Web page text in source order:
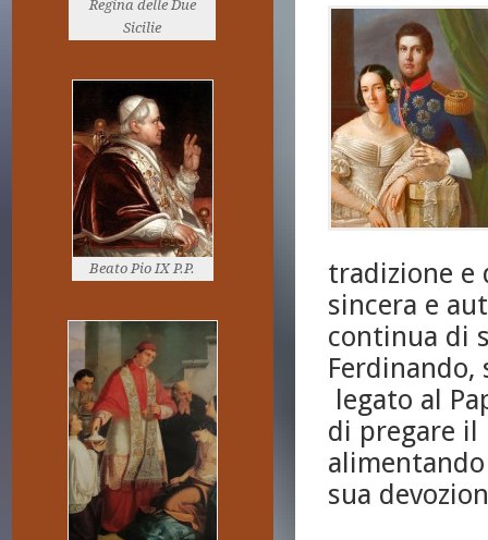
Regina delle Due
Sicilie
Beato Pio IX P.P.
tradizione e
sincera e
continua di
legato al
di pregare il
sua